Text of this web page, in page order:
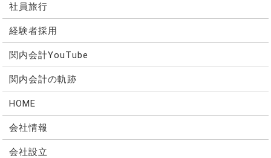
社員旅行
経験者採用
関内会計YouTube
関内会計の軌跡
HOME
会社情報
会社設立